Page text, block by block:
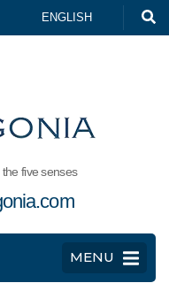
ENGLISH
five senses
MENU